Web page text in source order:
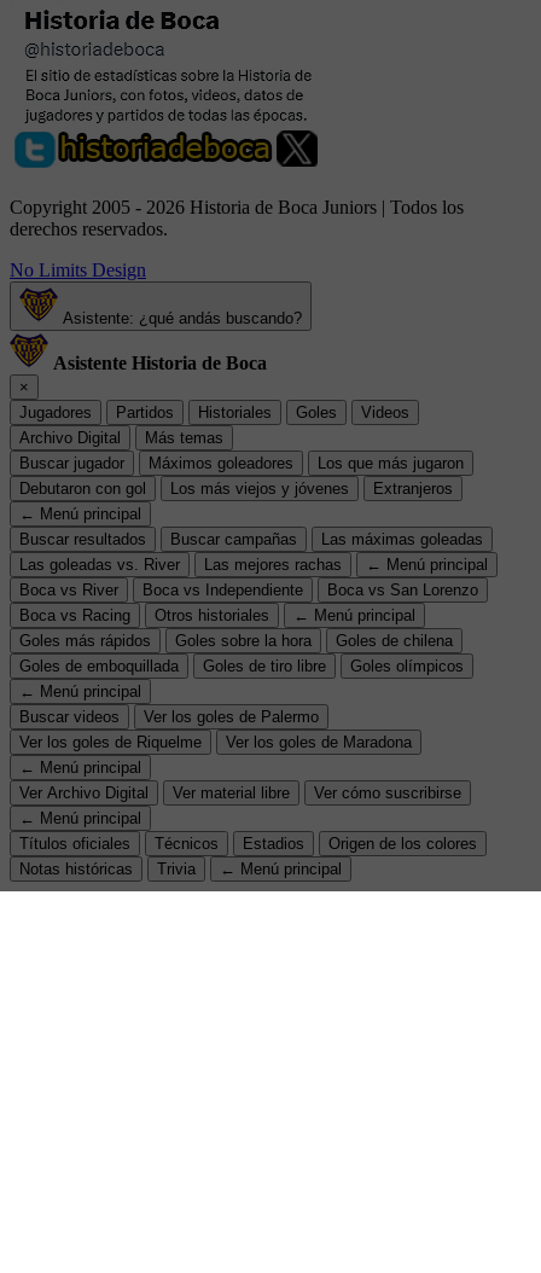
Copyright 2005 - 2026 Historia de Boca Juniors | Todos los
derechos reservados.
No Limits Design
Asistente: ¿qué andás buscando?
Asistente Historia de Boca
×
Jugadores
Partidos Historiales Goles
Videos
Archivo Digital
Más temas
Buscar jugador
Máximos goleadores
Los que más jugaron
Debutaron con gol
Los más viejos y jóvenes
Extranjeros
← Menú principal
Buscar resultados
Buscar campañas
Las máximas goleadas
Las goleadas vs. River
Las mejores rachas
← Menú principal
Boca vs River
Boca vs Independiente
Boca vs San Lorenzo
Boca vs Racing
Otros historiales
← Menú principal
Goles más rápidos
Goles sobre la hora
Goles de chilena
Goles de emboquillada
Goles de tiro libre
Goles olímpicos
← Menú principal
Buscar videos
Ver los goles de Palermo
Ver los goles de Riquelme
Ver los goles de Maradona
← Menú principal
Ver Archivo Digital
Ver material libre
Ver cómo suscribirse
← Menú principal
Títulos oficiales
Técnicos Estadios
Origen de los colores
Notas históricas
Trivia ← Menú principal